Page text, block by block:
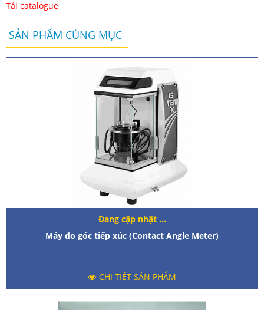
Tải catalogue
SẢN PHẨM CÙNG MỤC
Đang cập nhật ...
Máy đo góc tiếp xúc (Contact Angle Meter)
CHI TIẾT SẢN PHẨM